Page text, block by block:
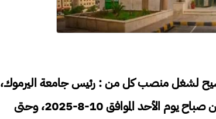
لشغل منصب كل من : رئيس جامعة اليرموك،
ورئيس جامعة الطفيلة التقنية، وذلك اعتباراً من صباح يوم الأحد الموافق 10-8-2025، وحتى